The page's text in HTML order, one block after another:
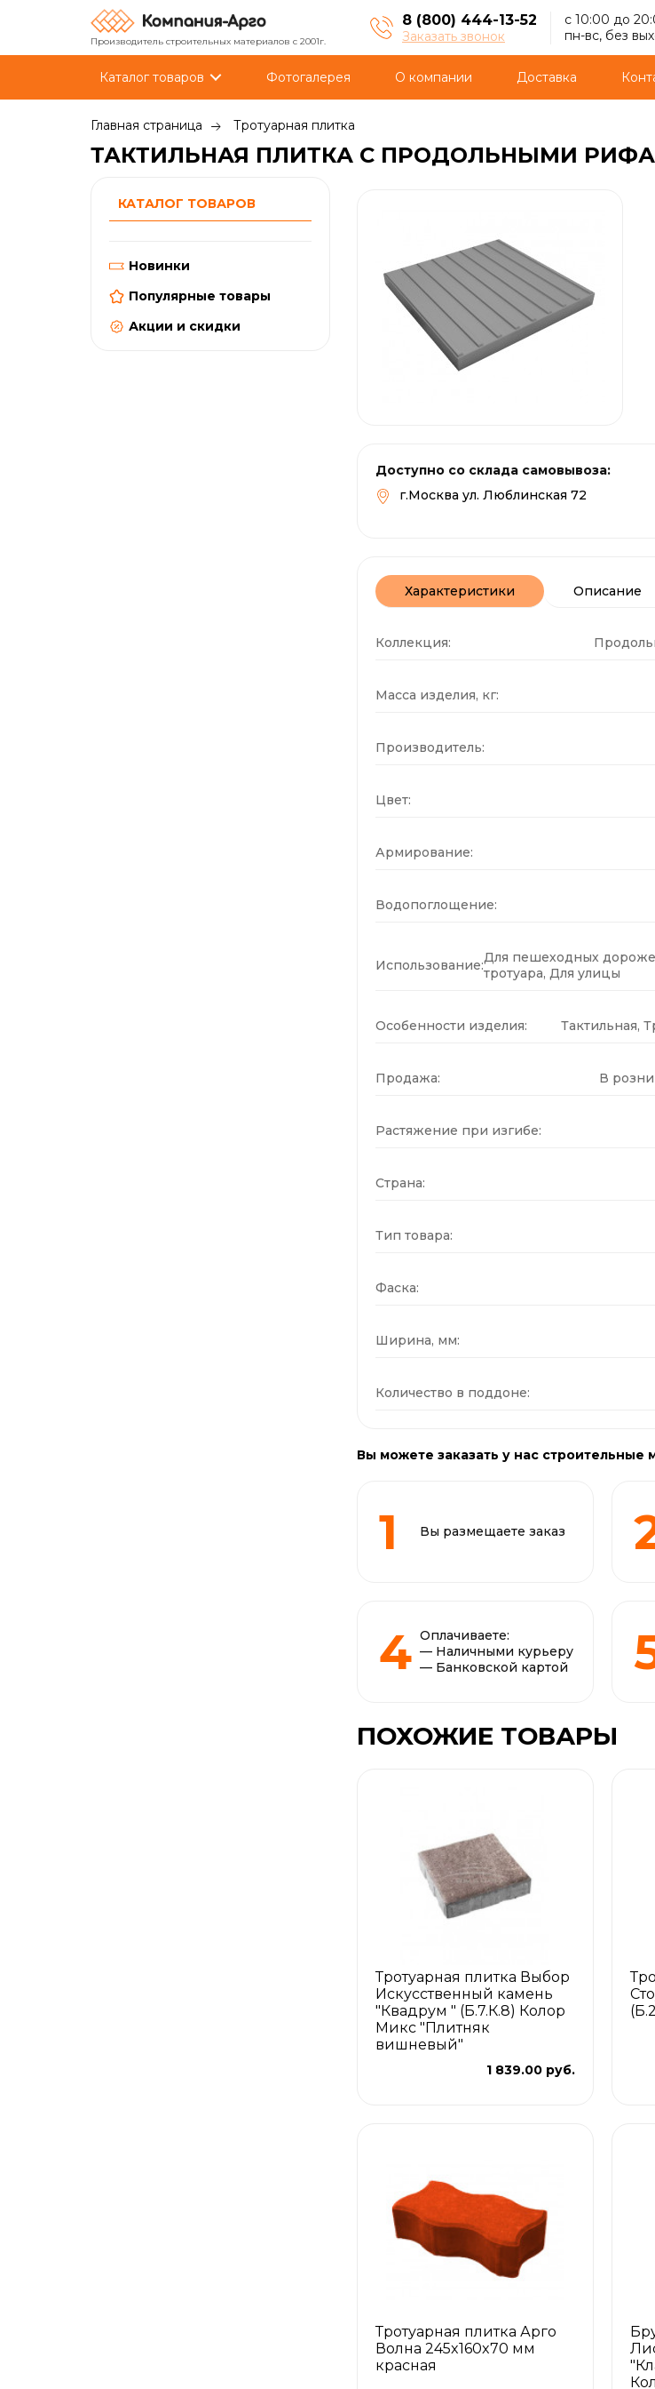
Производитель строительных материалов с 2001г.
8 (800) 444-13-52
Заказать звонок
с 10:00 до
пн-вс, без
Каталог товаров Фотогалерея О компании Доставка
Главная страница Тротуарная плитка
ТАКТИЛЬНАЯ ПЛИТКА С ПРОДОЛЬНЫМИ
КАТАЛОГ ТОВАРОВ
Новинки
Популярные товары
Акции и скидки
Доступно со склада самовывоза:
г.Москва ул. Люблинская 72
Характеристики Описание
Коллекция:
Масса изделия, кг:
Производитель:
Цвет:
Армирование:
Водопоглощение:
Использование:Для пешеходных
тротуара, Для улицы
Особенности изделия: Тактильная,
Продажа: В
Растяжение при изгибе:
Страна:
Тип товара:
Фаска:
Ширина, мм:
Количество в поддоне:
Вы можете заказать у нас
Вы размещаете заказ
Оплачиваете:
— Наличными курьеру
— Банковской картой
ПОХОЖИЕ ТОВАРЫ
Тротуарная плитка Выбор
Искусственный камень
"Квадрум " (Б.7.К.8) Колор
Микс "Плитняк
вишневый"
1 839.00 руб.
Тротуарная плитка Арго
Волна 245x160x70 мм
красная